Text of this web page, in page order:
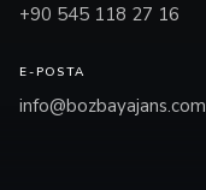
+90 545 118 27 16
E-POSTA
info@bozbayajans.com